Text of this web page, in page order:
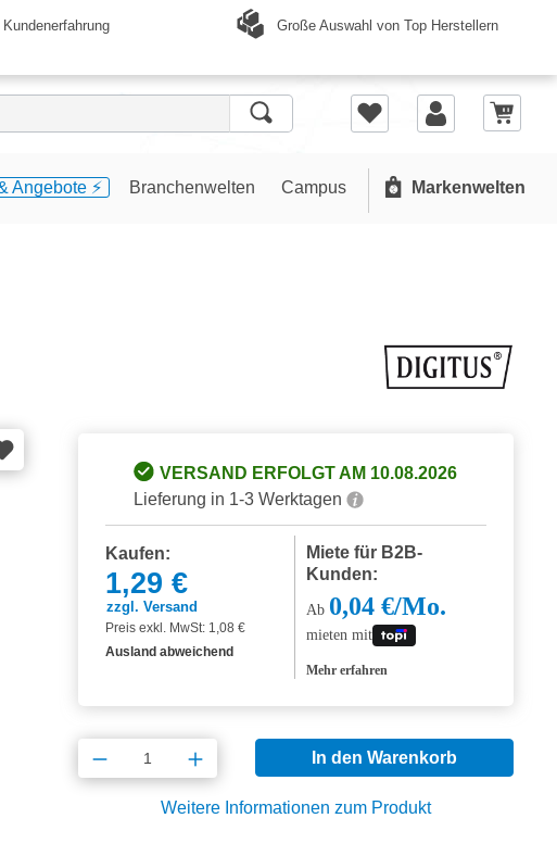
Große Auswahl von Top Herstellern
Angebote ⚡️ Branchenwelten Campus Markenwelten
VERSAND ERFOLGT AM 10.08.2026
Lieferung in 1-3 Werktagen
Kaufen:
1,29 €
zzgl. Versand
Preis exkl. MwSt: 1,08 €
Ausland abweichend
Miete für B2B-
Kunden:
Ab 0,04 €/Mo.
mieten mit
Mehr erfahren
Produkt Anzahl: Gib den gewünschten
In den Warenkorb
Weitere Informationen zum Produkt